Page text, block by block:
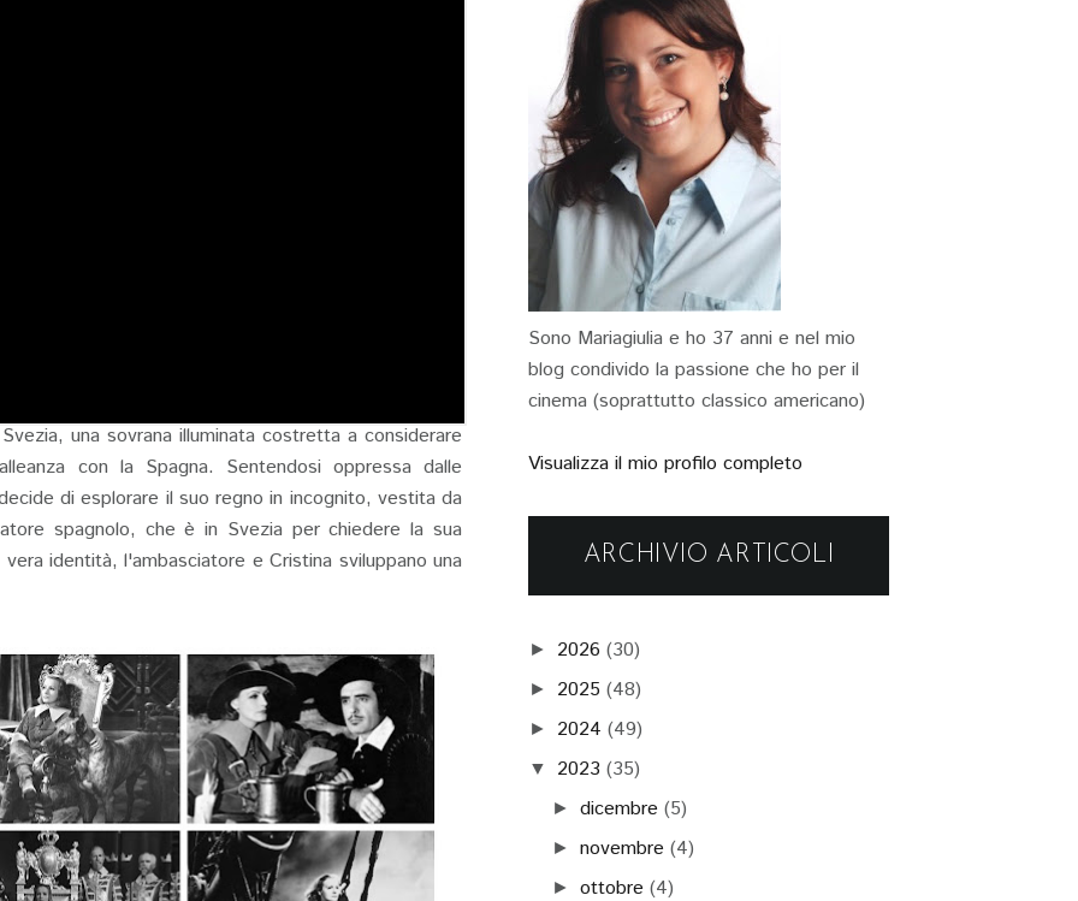
una sovrana illuminata costretta a considerare
con la Spagna. Sentendosi oppressa dalle
di esplorare il suo regno in incognito, vestita da
spagnolo, che è in Svezia per chiedere la sua
identità, l'ambasciatore e Cristina sviluppano una
Sono Mariagiulia e ho 37 anni e nel mio
blog condivido la passione che ho per il
cinema (soprattutto classico americano)
Visualizza il mio profilo completo
ARCHIVIO ARTICOLI
► 2026 (30)
► 2025 (48)
► 2024 (49)
▼ 2023 (35)
►dicembre (5)
►novembre (4)
►ottobre (4)